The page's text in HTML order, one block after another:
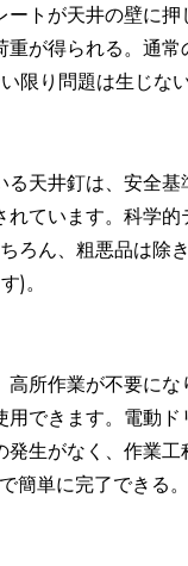
トが天井の壁に
が得られる。通
限り問題は生じな
天井釘は、安全
れています。科学
ろん、粗悪品は除
)。
所作業が不要に
できます。電動
生がなく、作業
簡単に完了できる。